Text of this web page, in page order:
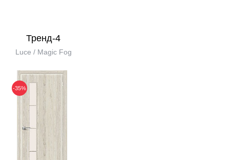
Тренд-4
Luce / Magic Fog
-35%